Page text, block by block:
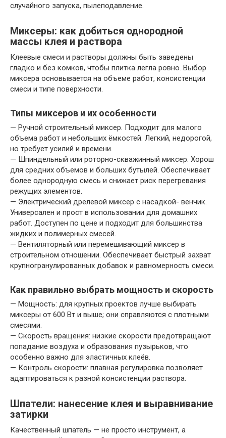
случайного запуска, пылеподавление.
Миксеры: как добиться однородной
массы клея и раствора
Клеевые смеси и растворы должны быть заведены
гладко и без комков, чтобы плитка легла ровно. Выбор
миксера основывается на объеме работ, консистенции
смеси и типе поверхности.
Типы миксеров и их особенности
— Ручной строительный миксер. Подходит для малого
объема работ и небольших ёмкостей. Легкий, недорогой,
но требует усилий и времени.
— Шпиндельный или роторно-скважинный миксер. Хорош
для средних объемов и больших бутылей. Обеспечивает
более однородную смесь и снижает риск перегревания
режущих элементов.
— Электрический дрелевой миксер с насадкой- венчик.
Универсален и прост в использовании для домашних
работ. Доступен по цене и подходит для большинства
жидких и полимерных смесей.
— Вентиляторный или перемешивающий миксер в
строительном отношении. Обеспечивает быстрый захват
крупногранулированных добавок и равномерность смеси.
Как правильно выбрать мощность и скорость
— Мощность: для крупных проектов лучше выбирать
миксеры от 600 Вт и выше; они справляются с плотными
смесями.
— Скорость вращения: низкие скорости предотвращают
попадание воздуха и образования пузырьков, что
особенно важно для эластичных клеёв.
— Контроль скорости: плавная регулировка позволяет
адаптироваться к разной консистенции раствора.
Шпатели: нанесение клея и выравнивание
затирки
Качественный шпатель — не просто инструмент, а